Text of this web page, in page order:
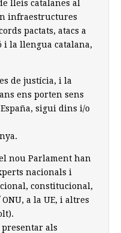
lleis catalanes al
infraestructures
pactats, atacs a
i la llengua catalana,
de justícia, i la
ens porten sens
sigui dins i/o
nou Parlament han
nacionals i
constitucional,
a la UE, i altres
als